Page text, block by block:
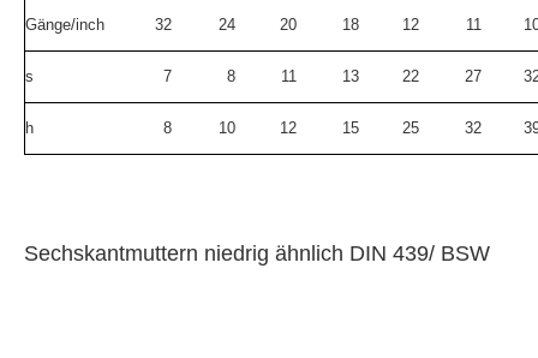
Gänge/inch 32 24 20 18 12 11
s 7 8 11 13 22 27
h 8 10 12 15 25 32
Sechskantmuttern niedrig ähnlich DIN 439/ BSW